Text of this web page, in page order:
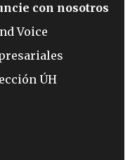
con nosotros
Voice
ÚH